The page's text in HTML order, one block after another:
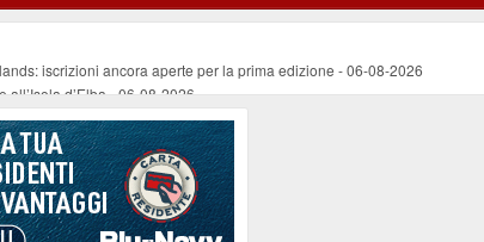
iscrizioni ancora aperte per la prima edizione -06-08-2026
all’Isola d’Elba-06-08-2026
Capoliveri, illeso il conducente-06-08-2026
biblioteca comunale in occasione del Santo Patrono
di Liberazione: il programma della prima serata